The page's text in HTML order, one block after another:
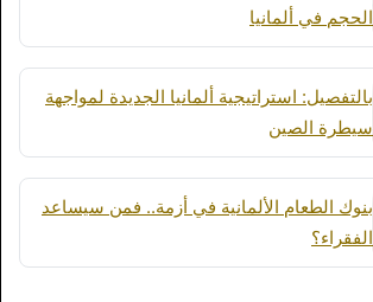
الحجم في ألمانيا
بالتفصيل: استراتيجية ألمانيا الجديدة لمواجهة
سيطرة الصين
بنوك الطعام الألمانية في أزمة.. فمن سيساعد
الفقراء؟